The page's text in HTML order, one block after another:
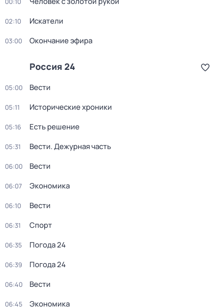
02:10 Искатели
03:00 Окончание эфира
Россия 24
05:00 Вести
05:11 Исторические хроники
05:16 Есть решение
05:31 Вести. Дежурная часть
06:00 Вести
06:07 Экономика
06:10 Вести
06:31 Спорт
06:35 Погода 24
06:39 Погода 24
06:40 Вести
06:45 Экономика